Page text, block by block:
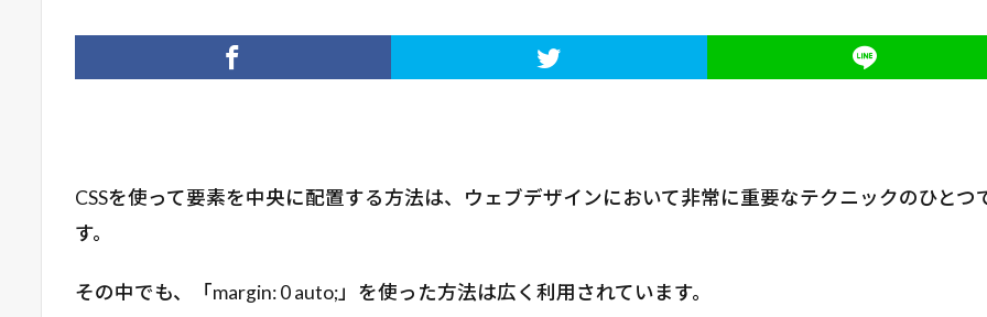
CSSを使って要素を中央に配置する方法は、ウェブデザインにおいて非常に重要なテクニックのひとつ
す。
その中でも、「margin: 0 auto;」を使った方法は広く利用されています。